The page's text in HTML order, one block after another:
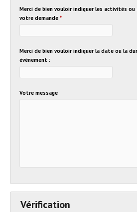
Merci de bien vouloir indiquer les activités ou
votre demande *
Merci de bien vouloir indiquer la date ou la
événement :
Votre message
Vérification